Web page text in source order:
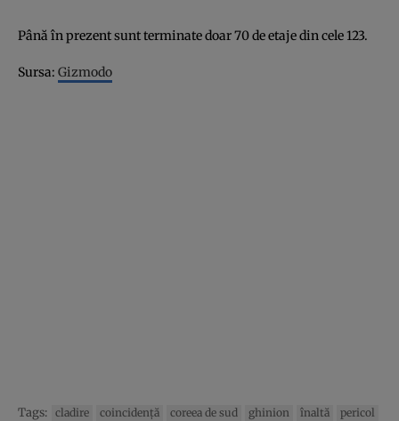
Până în prezent sunt terminate doar 70 de etaje din cele 123.
Sursa: Gizmodo
Tags: cladire coincidenţă coreea de sud ghinion înaltă
pericol